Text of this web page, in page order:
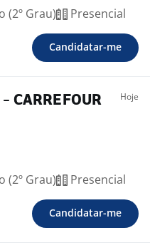
(2º Grau) Presencial
Candidatar-me
- CARREFOUR
Hoje
(2º Grau) Presencial
Candidatar-me